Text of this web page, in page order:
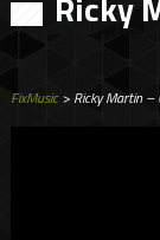
FixMusic> Ricky Martin –